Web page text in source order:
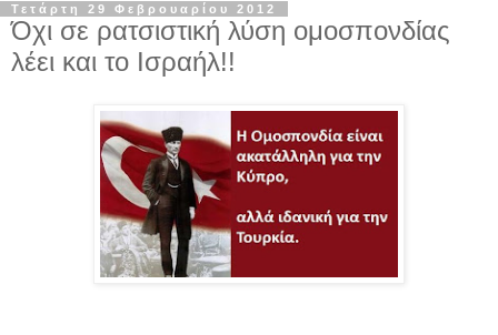
Τετάρτη 29 Φεβρουαρίου 2012
Όχι σε ρατσιστική λύση ομοσπονδίας
λέει και το Ισραήλ!!